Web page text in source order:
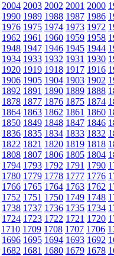
2004 2003 2002 2001 2000
1990 1989 1988 1987 1986
1976 1975 1974 1973 1972
1962 1961 1960 1959 1958
1948 1947 1946 1945 1944
1934 1933 1932 1931 1930
1920 1919 1918 1917 1916
1906 1905 1904 1903 1902
1892 1891 1890 1889 1888
1878 1877 1876 1875 1874
1864 1863 1862 1861 1860
1850 1849 1848 1847 1846
1836 1835 1834 1833 1832
1822 1821 1820 1819 1818
1808 1807 1806 1805 1804
1794 1793 1792 1791 1790
1780 1779 1778 1777 1776
1766 1765 1764 1763 1762
1752 1751 1750 1749 1748
1738 1737 1736 1735 1734
1724 1723 1722 1721 1720
1710 1709 1708 1707 1706
1696 1695 1694 1693 1692
1682 1681 1680 1679 1678